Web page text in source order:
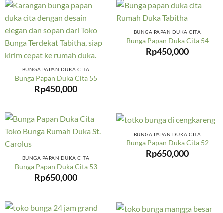
BUNGA PAPAN DUKA CITA
Bunga Papan Duka Cita 55
Rp450,000
BUNGA PAPAN DUKA CITA
Bunga Papan Duka Cita 54
Rp450,000
BUNGA PAPAN DUKA CITA
Bunga Papan Duka Cita 53
Rp650,000
BUNGA PAPAN DUKA CITA
Bunga Papan Duka Cita 52
Rp650,000